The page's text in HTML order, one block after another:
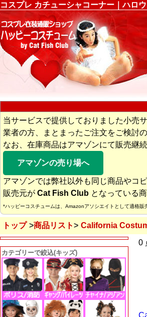
コスプレ カチューシャコーナー｜ハロ
当サービスで提供しておりました小売
業者の方、まとまったご注文をご検討の
なお、在庫商品はアマゾンにて販売継
アマゾンの売り場へ
アマゾンでは弊社以外も同じ商品やコ
販売元が Cat Fish Club となっている
*ハッピーコスチュームは、Amazonアソシエイトとして適格販
トップ 商品リスト California
カテゴリーで絞込(キッズ)
0